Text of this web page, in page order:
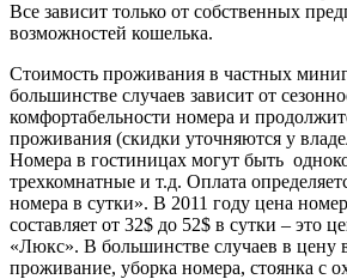
Все зависит только от собственных
возможностей кошелька.
Стоимость проживания в частных
большинстве случаев зависит от
комфортабельности номера и
проживания (скидки уточняются у
Номера в гостиницах могут быть
трехкомнатные и т.д. Оплата
номера в сутки». В 2011 году цена
составляет от 32$ до 52$ в сутки – это
«Люкс». В большинстве случаев в цену
проживание, уборка номера, стоянка с